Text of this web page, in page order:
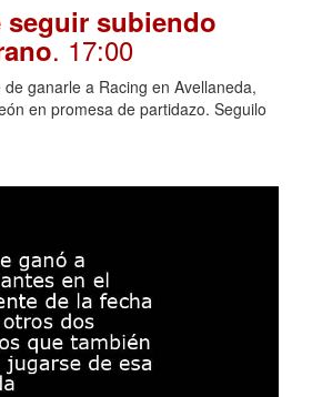
seguir subiendo
. 17:00
ganarle a Racing en Avellaneda,
en promesa de partidazo. Seguilo